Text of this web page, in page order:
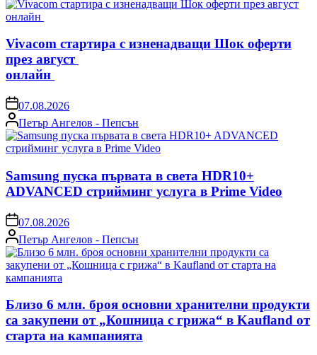
Vivacom стартира с изненадващи Шок оферти
през август
онлайн
on07.08.2026
Posted
by
Петър Ангелов - Пепсън
Samsung пуска първата в света HDR10+
ADVANCED стрийминг услуга в Prime Video
on07.08.2026
Posted
by
Петър Ангелов - Пепсън
Близо 6 млн. броя основни хранителни продукти
са закупени от „Кошница с грижа“ в Kaufland от
старта на кампанията